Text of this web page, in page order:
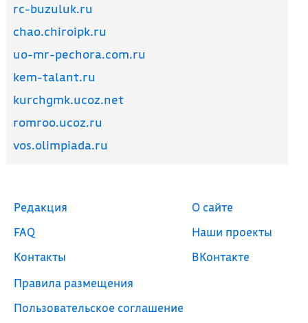
rc-buzuluk.ru
chao.chiroipk.ru
uo-mr-pechora.com.ru
kem-talant.ru
kurchgmk.ucoz.net
romroo.ucoz.ru
vos.olimpiada.ru
Редакция
FAQ
Контакты
Правила размещения
Пользовательское соглашение
О сайте
Наши проекты
ВКонтакте